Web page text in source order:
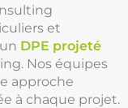
et
DPE projeté
Nos équipes
approche
à chaque projet.